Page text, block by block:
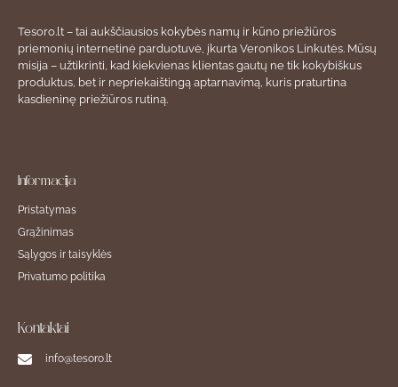
Tesoro.lt – tai aukščiausios kokybės namų ir kūno priežiūros
priemonių internetinė parduotuvė, įkurta Veronikos Linkutės. Mūsų
misija – užtikrinti, kad kiekvienas klientas gautų ne tik kokybiškus
produktus, bet ir nepriekaištingą aptarnavimą, kuris praturtina
kasdieninę priežiūros rutiną.
Informacija
Pristatymas
Grąžinimas
Sąlygos ir taisyklės
Privatumo politika
Kontaktai
info@tesoro.lt